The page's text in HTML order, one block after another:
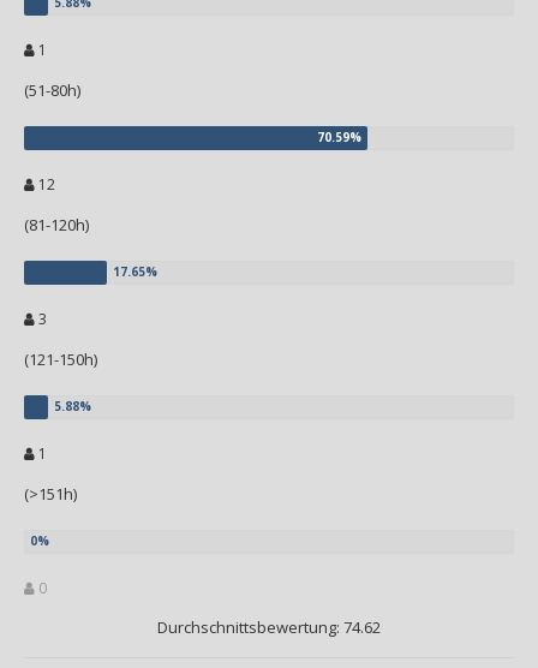
1
(51-80h)
12
(81-120h)
3
(121-150h)
1
(>151h)
0
Durchschnittsbewertung: 74.62